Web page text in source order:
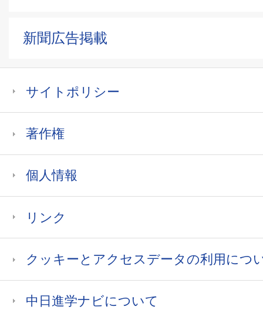
新聞広告掲載
サイトポリシー
著作権
個人情報
リンク
クッキーとアクセスデータの利用につ
中日進学ナビについて